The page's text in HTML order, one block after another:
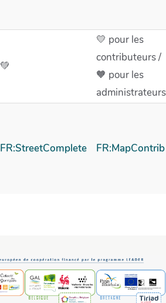
💚
💛 pour les
contributeurs /
🧡 pour les
administrateurs
FR:StreetComplete FR:MapContrib